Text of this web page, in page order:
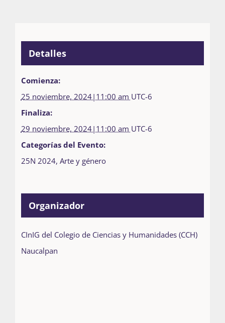
Detalles
Comienza:
25 noviembre, 2024|11:00 am UTC-6
Finaliza:
29 noviembre, 2024|11:00 am UTC-6
Categorías del Evento:
25N 2024, Arte y género
Organizador
CInIG del Colegio de Ciencias y Humanidades (CCH)
Naucalpan